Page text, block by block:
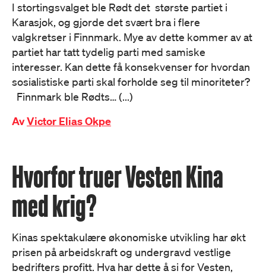
I stortingsvalget ble Rødt det største partiet i
Karasjok, og gjorde det svært bra i flere
valgkretser i Finnmark. Mye av dette kommer av at
partiet har tatt tydelig parti med samiske
interesser. Kan dette få konsekvenser for hvordan
sosialistiske parti skal forholde seg til minoriteter?
Finnmark ble Rødts… (...)
AvVictor Elias Okpe
Hvorfor truer Vesten Kina
med krig?
Kinas spektakulære økonomiske utvikling har økt
prisen på arbeidskraft og undergravd vestlige
bedrifters profitt. Hva har dette å si for Vesten,